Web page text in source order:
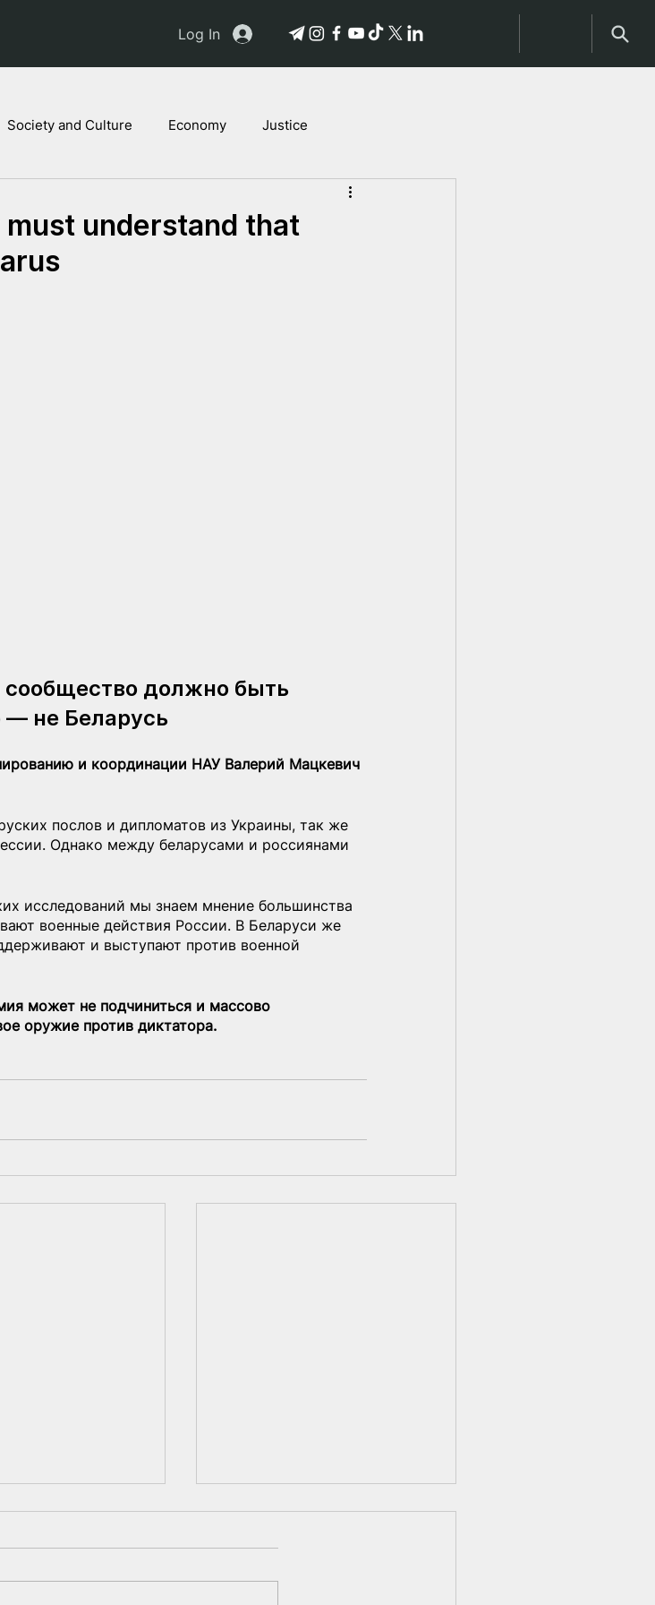
Log In
Society and Culture Economy Justice
Stories of Victims
understand that
сообщество должно быть
— не Беларусь
и координации НАУ Валерий Мацкевич
послов и дипломатов из Украины, так же
Однако между беларусами и россиянами
исследований мы знаем мнение большинства
военные действия России. В Беларуси же
и выступают против военной
может не подчиниться и массово
оружие против диктатора.